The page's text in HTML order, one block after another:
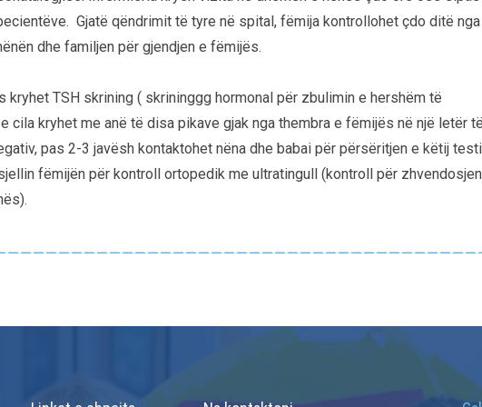
Gjatë qëndrimit të tyre në spital, fëmija kontrollohet çdo ditë nga
dhe familjen për gjendjen e fëmijës.
TSH skrining ( skrininggg hormonal për zbulimin e hershëm të
cila kryhet me anë të disa pikave gjak nga thembra e fëmijës në një letër
pas 2-3 javësh kontaktohet nëna dhe babai për përsëritjen e këtij
fëmijën për kontroll ortopedik me ultratingull (kontroll për zhvendosjen